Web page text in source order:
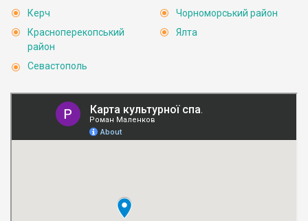
Керч
Красноперекопський
район
Севастополь
Чорноморський район
Ялта